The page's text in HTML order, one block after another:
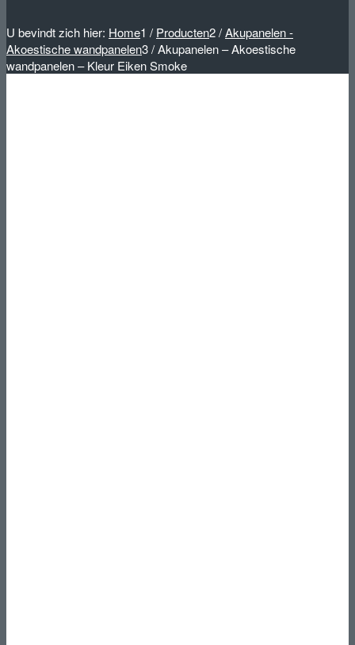
U bevindt zich hier: Home1 / Producten2/Akupanelen -
Akoestische wandpanelen3/Akupanelen – Akoestische
wandpanelen – Kleur Eiken Smoke